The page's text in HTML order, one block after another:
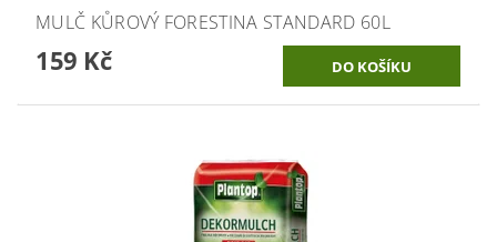
MULČ KŮROVÝ FORESTINA STANDARD 60L
159 Kč